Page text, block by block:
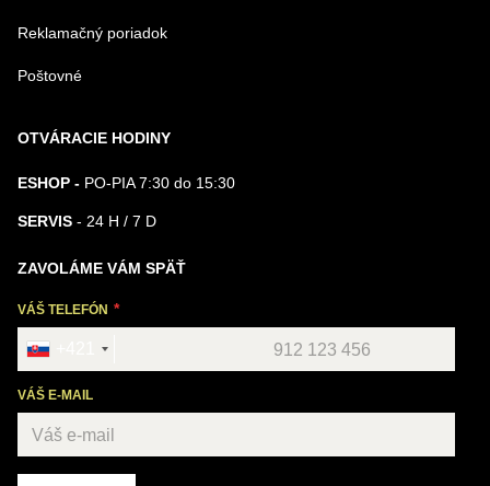
Reklamačný poriadok
Poštovné
OTVÁRACIE HODINY
ESHOP - PO-PIA 7:30 do 15:30
SERVIS - 24 H / 7 D
ZAVOLÁME VÁM SPÄŤ
VÁŠ TELEFÓN
VÁŠ E-MAIL